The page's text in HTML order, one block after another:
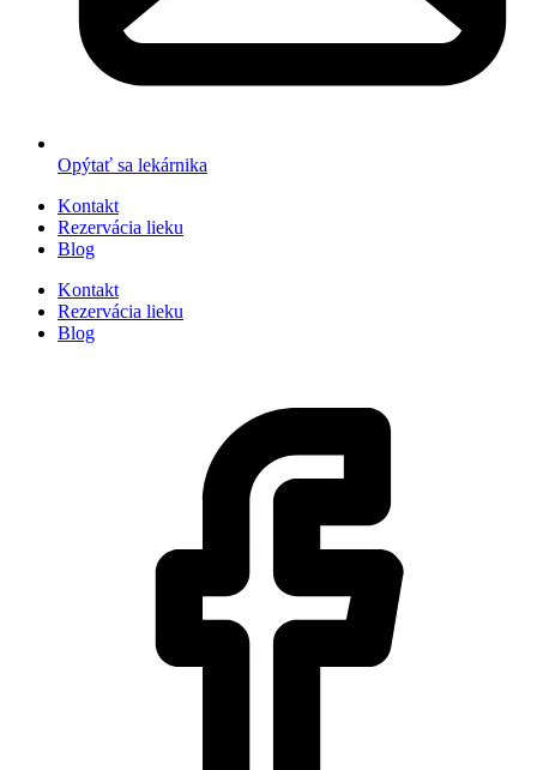
Opýtať sa lekárnika
Kontakt
Rezervácia lieku
Blog
Kontakt
Rezervácia lieku
Blog